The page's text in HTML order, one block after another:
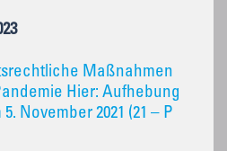
Maßnahmen
Hier: Aufhebung
November 2021 (21 – P